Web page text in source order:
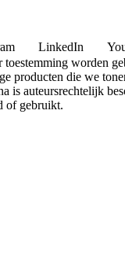
LinkedIn
worden
producten die we
is auteursrechtelijk
of gebruikt.